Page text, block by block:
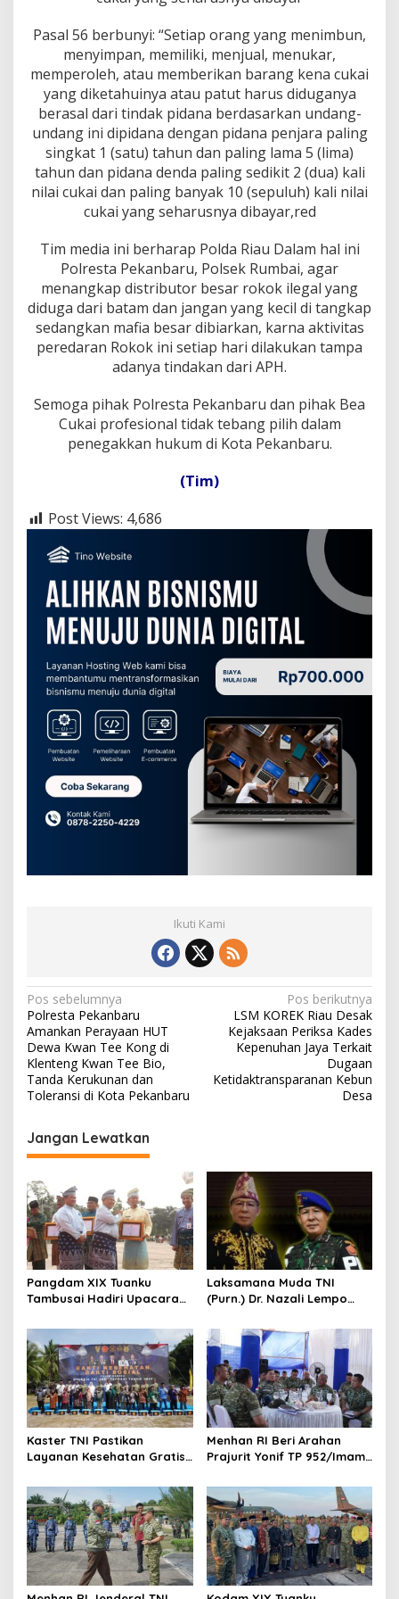
a
a
?
Pasal 56 berbunyi: “Setiap orang yang menimbun,
menyimpan, memiliki, menjual, menukar,
memperoleh, atau memberikan barang kena cukai
yang diketahuinya atau patut harus diduganya
berasal dari tindak pidana berdasarkan undang-
undang ini dipidana dengan pidana penjara paling
singkat 1 (satu) tahun dan paling lama 5 (lima)
tahun dan pidana denda paling sedikit 2 (dua) kali
nilai cukai dan paling banyak 10 (sepuluh) kali nilai
cukai yang seharusnya dibayar,red
Tim media ini berharap Polda Riau Dalam hal ini
Polresta Pekanbaru, Polsek Rumbai, agar
menangkap distributor besar rokok ilegal yang
diduga dari batam dan jangan yang kecil di tangkap
sedangkan mafia besar dibiarkan, karna aktivitas
peredaran Rokok ini setiap hari dilakukan tampa
adanya tindakan dari APH.
Semoga pihak Polresta Pekanbaru dan pihak Bea
Cukai profesional tidak tebang pilih dalam
penegakkan hukum di Kota Pekanbaru.
(Tim)
Post Views: 4,686
Ikuti Kami
N
a
v
i
g
a
s
i
p
o
s
Pos sebelumnya
Polresta Pekanbaru
Amankan Perayaan HUT
Dewa Kwan Tee Kong di
Klenteng Kwan Tee Bio,
Tanda Kerukunan dan
Toleransi di Kota Pekanbaru
Pos berikutnya
LSM KOREK Riau Desak
Kejaksaan Periksa Kades
Kepenuhan Jaya Terkait
Dugaan
Ketidaktransparanan Kebun
Desa
Jangan Lewatkan
Pangdam XIX Tuanku
Tambusai Hadiri Upacara
Riau di Pekanbaru
Laksamana Muda TNI
(Purn.) Dr. Nazali Lempo
sebagai Jaksa Agung:
Tegas, Berintegritas, dan
Tidak Berkompromi
terhadap Penegakan
Hukum
Kaster TNI Pastikan
Layanan Kesehatan Gratis
XIX Tuanku Tambusai Hadir
untuk Masyarakat Lingga
Menhan RI Beri Arahan
Prajurit Yonif TP 952/Imam
Tambusai Percepat
Penguatan Satuan